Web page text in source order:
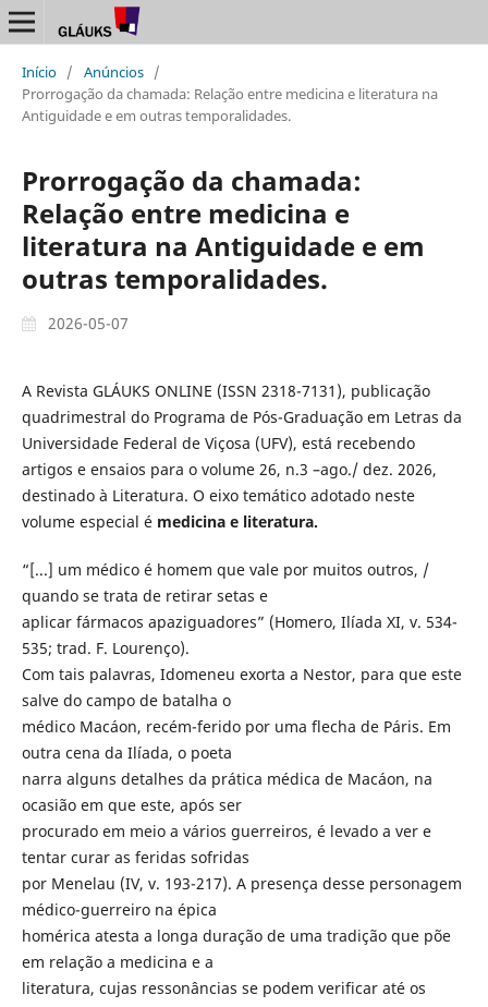
Início / Anúncios /
Prorrogação da chamada: Relação entre medicina e literatura na
Antiguidade e em outras temporalidades.
Prorrogação da chamada:
Relação entre medicina e
literatura na Antiguidade e em
outras temporalidades.
2026-05-07
A Revista GLÁUKS ONLINE (ISSN 2318-7131), publicação
quadrimestral do Programa de Pós-Graduação em Letras da
Universidade Federal de Viçosa (UFV), está recebendo
artigos e ensaios para o volume 26, n.3 –ago./ dez. 2026,
destinado à Literatura. O eixo temático adotado neste
volume especial é medicina e literatura.
“[...] um médico é homem que vale por muitos outros, /
quando se trata de retirar setas e
aplicar fármacos apaziguadores” (Homero, Ilíada XI, v. 534-
535; trad. F. Lourenço).
Com tais palavras, Idomeneu exorta a Nestor, para que este
salve do campo de batalha o
médico Macáon, recém-ferido por uma flecha de Páris. Em
outra cena da Ilíada, o poeta
narra alguns detalhes da prática médica de Macáon, na
ocasião em que este, após ser
procurado em meio a vários guerreiros, é levado a ver e
tentar curar as feridas sofridas
por Menelau (IV, v. 193-217). A presença desse personagem
médico-guerreiro na épica
homérica atesta a longa duração de uma tradição que põe
em relação a medicina e a
literatura, cujas ressonâncias se podem verificar até os